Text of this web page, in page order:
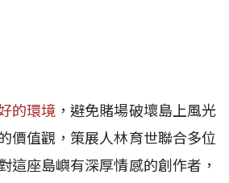
的環境 ，避免賭場破壞島上風光
價值觀，策展人林育世聯合多位
這座島嶼有深厚情感的創作者，